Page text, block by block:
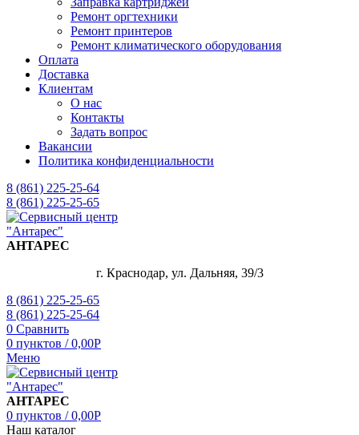
Ремонт оргтехники
Ремонт принтеров
Ремонт климатического оборудования
Оплата
Доставка
Клиентам
О нас
Контакты
Задать вопрос
Вакансии
Политика конфиденциальности
8 (861) 225-25-64
8 (861) 225-25-65
АНТАРЕС
г. Краснодар, ул. Дальняя, 39/3
8 (861) 225-25-65
8 (861) 225-25-64
0 Сравнить
0 пунктов / 0,00Р
Меню
АНТАРЕС
0 пунктов / 0,00Р
Наш каталог